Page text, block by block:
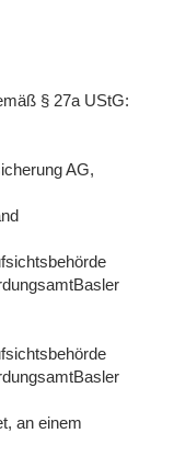
§ 27a UStG:
AG,
an einem